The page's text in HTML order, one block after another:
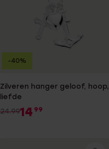
Zilveren hanger geloof, hoop,
liefde
24.9914 99
-40%